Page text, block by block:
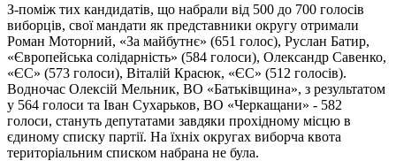
З-поміж тих кандидатів, що набрали від 500 до 700 голосів
виборців, свої мандати як представники округу отримали
Роман Моторний, «За майбутнє» (651 голос), Руслан Батир,
«Європейська солідарність» (584 голоси), Олександр Савенко,
«ЄС» (573 голоси), Віталій Красюк, «ЄС» (512 голосів).
Водночас Олексій Мельник, ВО «Батьківщина», з результатом
у 564 голоси та Іван Сухарьков, ВО «Черкащани» - 582
голоси, стануть депутатами завдяки прохідному місцю в
єдиному списку партії. На їхніх округах виборча квота
територіальним списком набрана не була.